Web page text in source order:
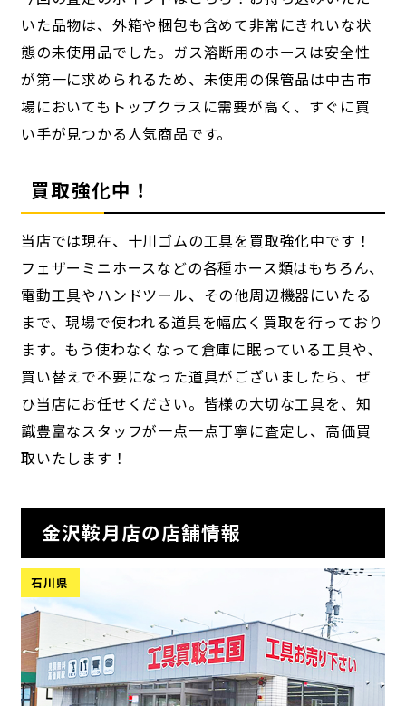
いた品物は、外箱や梱包も含めて非常にきれいな状
態の未使用品でした。ガス溶断用のホースは安全性
が第一に求められるため、未使用の保管品は中古市
場においてもトップクラスに需要が高く、すぐに買
い手が見つかる人気商品です。
買取強化中！
当店では現在、十川ゴムの工具を買取強化中です！
フェザーミニホースなどの各種ホース類はもちろん、
電動工具やハンドツール、その他周辺機器にいたる
まで、現場で使われる道具を幅広く買取を行っており
ます。もう使わなくなって倉庫に眠っている工具や、
買い替えで不要になった道具がございましたら、ぜ
ひ当店にお任せください。皆様の大切な工具を、知
識豊富なスタッフが一点一点丁寧に査定し、高価買
取いたします！
金沢鞍月店の店舗情報
石川県